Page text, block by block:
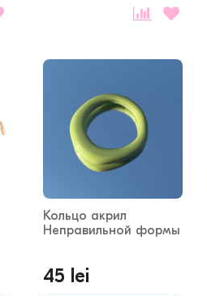
Кольцо акрил
Неправильной формы
45 lei